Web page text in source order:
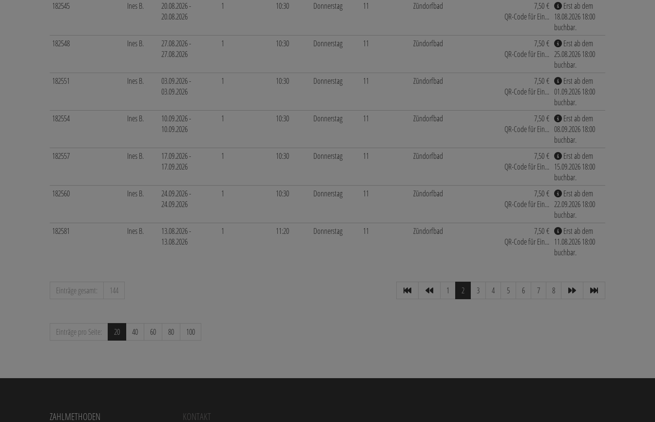
182545
Ines B.
20.08.2026 -
20.08.2026
1 10:30 Donnerstag 11 Zündorfbad
7,50 €
QR-Code für Ein...
Erst ab dem
18.08.2026 18:00
buchbar.
182548
Ines B.
27.08.2026 -
27.08.2026
1 10:30 Donnerstag 11 Zündorfbad
7,50 €
QR-Code für Ein...
Erst ab dem
25.08.2026 18:00
buchbar.
182551
Ines B.
03.09.2026 -
03.09.2026
1 10:30 Donnerstag 11 Zündorfbad
7,50 €
QR-Code für Ein...
Erst ab dem
01.09.2026 18:00
buchbar.
182554
Ines B.
10.09.2026 -
10.09.2026
1 10:30 Donnerstag 11 Zündorfbad
7,50 €
QR-Code für Ein...
Erst ab dem
08.09.2026 18:00
buchbar.
182557
Ines B.
17.09.2026 -
17.09.2026
1 10:30 Donnerstag 11 Zündorfbad
7,50 €
QR-Code für Ein...
Erst ab dem
15.09.2026 18:00
buchbar.
182560
Ines B.
24.09.2026 -
24.09.2026
1 10:30 Donnerstag 11 Zündorfbad
7,50 €
QR-Code für Ein...
Erst ab dem
22.09.2026 18:00
buchbar.
182581
Ines B.
13.08.2026 -
13.08.2026
1 11:20 Donnerstag 11 Zündorfbad
7,50 €
QR-Code für Ein...
Erst ab dem
11.08.2026 18:00
buchbar.
1 2 3 4 5 6 7 8
Einträge gesamt: 144
Einträge pro Seite: 20 40 60 80 100
Zahlmethoden Kontakt